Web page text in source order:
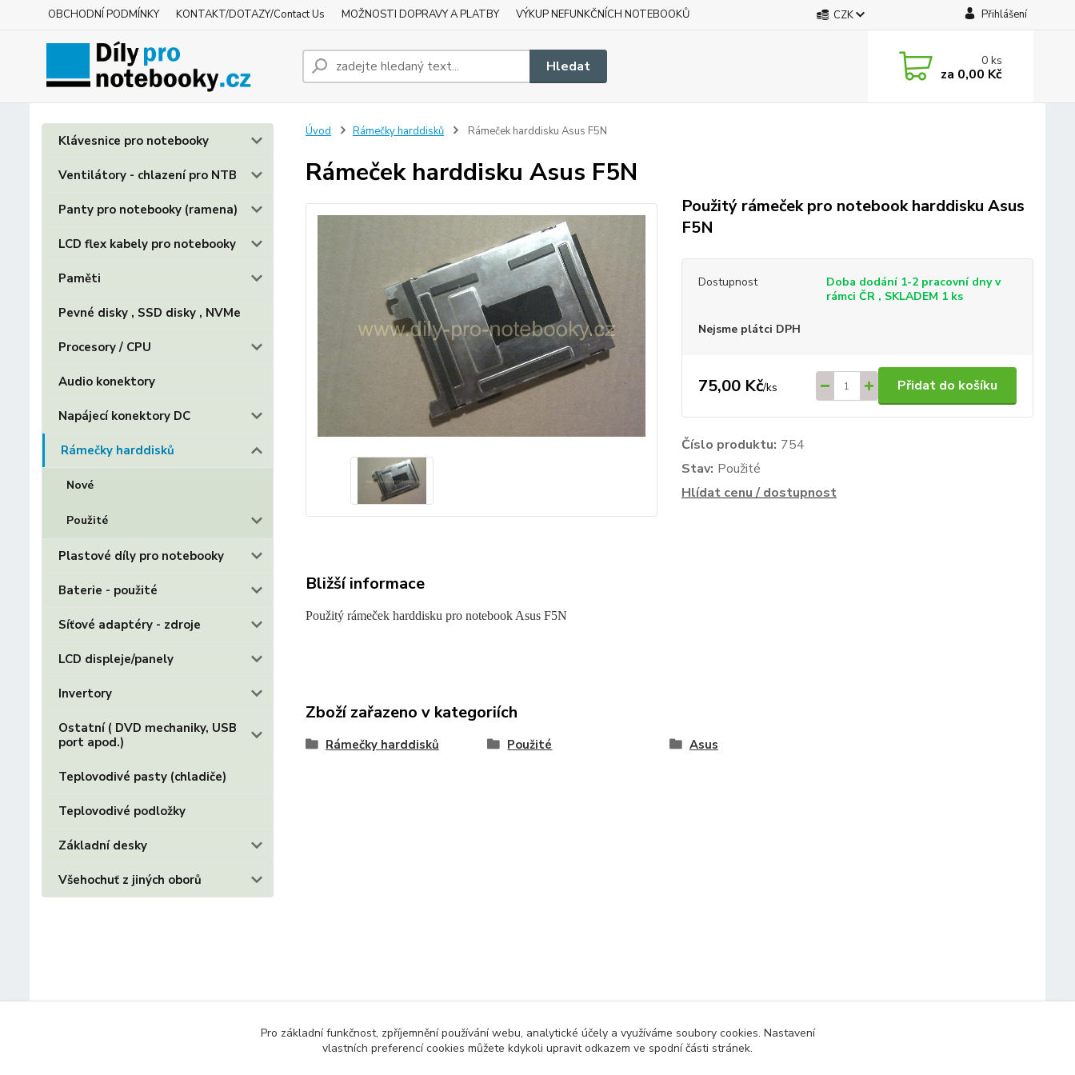
OBCHODNÍ PODMÍNKY KONTAKT/DOTAZY/Contact Us MOŽNOSTI DOPRAVY A PLATBY VÝKUP NEFUNKČNÍCH NOTEBOOKŮ CZK Přihlášení
Hledat 0ks
za 0,00 Kč
Klávesnice pro notebooky
Ventilátory - chlazení pro NTB
Panty pro notebooky (ramena)
LCD flex kabely pro notebooky
Paměti
Pevné disky , SSD disky , NVMe
Procesory / CPU
Audio konektory
Napájecí konektory DC
Rámečky harddisků
Nové
Použité
Plastové díly pro notebooky
Baterie - použité
Síťové adaptéry - zdroje
LCD displeje/panely
Invertory
Ostatní ( DVD mechaniky, USB
port apod.)
Teplovodivé pasty (chladiče)
Teplovodivé podložky
Základní desky
Všehochuť z jiných oborů
Úvod Rámečky harddisků Rámeček harddisku Asus F5N
Rámeček harddisku Asus F5N
Použitý rámeček pro notebook harddisku Asus
F5N
Dostupnost
Doba dodání 1-2 pracovní dny v
rámci ČR , SKLADEM 1 ks
Nejsme plátci DPH
75,00 Kč/ks Přidat do košíku
Číslo produktu: 754
Stav: Použité
Hlídat cenu / dostupnost
Bližší informace
Použitý rámeček harddisku pro notebook Asus F5N
Zboží zařazeno v kategoriích
Rámečky harddisků Použité Asus
Pro základní funkčnost, zpříjemnění používání webu, analytické účely a využíváme soubory cookies. Nastavení
vlastních preferencí cookies můžete kdykoli upravit odkazem ve spodní části stránek.